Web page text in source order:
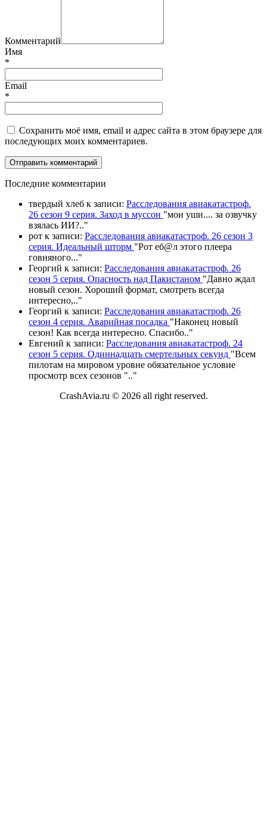
Комментарий
Имя
*
Email
*
Сохранить моё имя, email и адрес сайта в этом браузере для
последующих моих комментариев.
Последние комментарии
твердый хлеб к записи: Расследования авиакатастроф.
26 сезон 9 серия. Заход в муссон "мои уши.... за озвучку
взялась ИИ?.."
рот к записи: Расследования авиакатастроф. 26 сезон 3
серия. Идеальный шторм "Рот еб@л этого плеера
говняного..."
Георгий к записи: Расследования авиакатастроф. 26
сезон 5 серия. Опасность над Пакистаном "Давно ждал
новый сезон. Хороший формат, смотреть всегда
интересно,.."
Георгий к записи: Расследования авиакатастроф. 26
сезон 4 серия. Аварийная посадка "Наконец новый
сезон! Как всегда интересно. Спасибо.."
Евгений к записи: Расследования авиакатастроф. 24
сезон 5 серия. Одиннадцать смертельных секунд "Всем
пилотам на мировом уровне обязательное условие
просмотр всех сезонов ".."
CrashAvia.ru © 2026 all right reserved.